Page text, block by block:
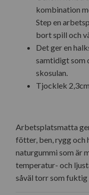
kombination
Step en
bort spill och
Det ger en
samtidigt som
skosulan.
Tjocklek 2,3cm
Arbetsplatsmatta
fötter, ben, rygg och
naturgummi som är
temperatur- och
såväl torr som fuktig